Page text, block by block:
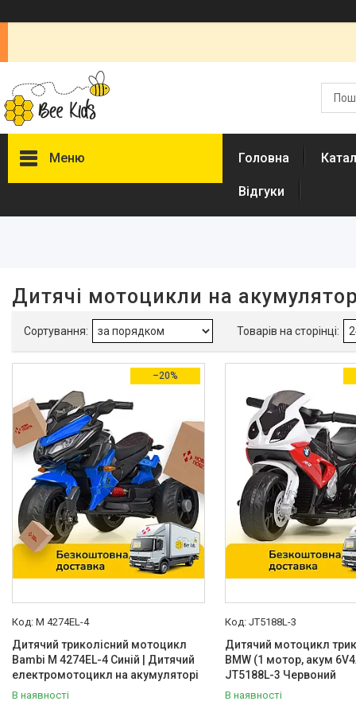
Меню
В наявності 75
Акція
Bambi 327
Profi 2
Країна виробник
Китай 340
Тип
Електромобіль 6
Електромотоцикл 332
Електроскутер 2
Тип кузова
Мотоцикл 334
Трицикл
3
Головна
Відгуки
Дитячі мотоцикли на
–20%
M 4274EL-4
Дитячий триколісний мотоцикл
Bambi M 4274EL-4 Синій | Дитячий
електромотоцикл на акумуляторі
В наявності
JT5188L-3
Дитячий мотоцикл
BMW (1 мотор, акум
JT5188L-3 Червоний
В наявності